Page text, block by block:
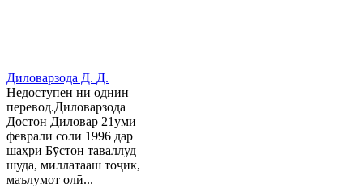
Диловарзода Д. Д.
Недоступен ни однин
перевод.Диловарзода
Достон Диловар 21уми
феврали соли 1996 дар
шаҳри Бӯстон таваллуд
шуда, миллатааш тоҷик,
маълумот олӣ...